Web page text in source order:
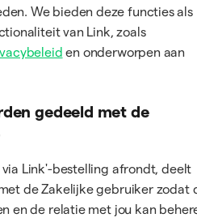
We bieden deze functies als
van Link, zoals
en onderworpen aan
gedeeld met de
Link'-bestelling afrondt, deelt
de Zakelijke gebruiker zodat
en de relatie met jou kan